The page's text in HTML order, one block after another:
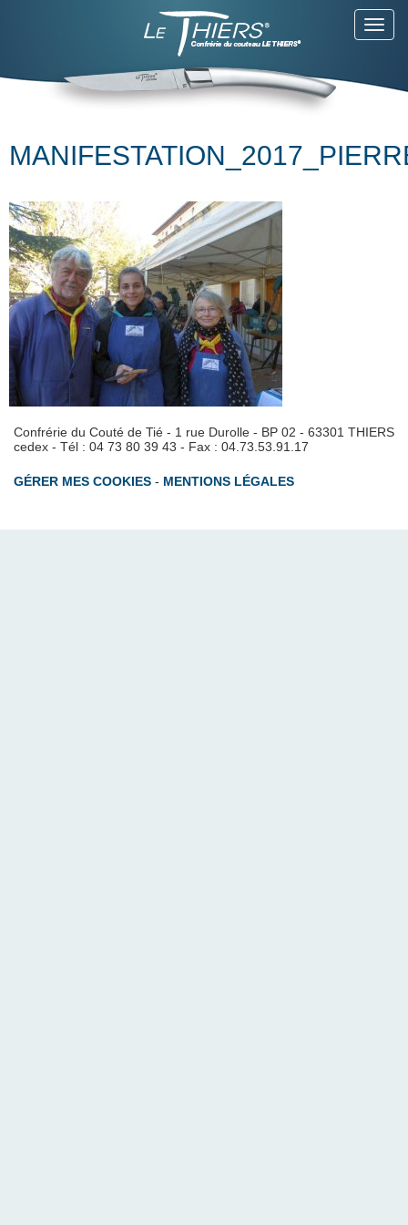
Confrérie du Couté de Tié - 1 rue Durolle - BP 02 - 63301 THIERS
cedex - Tél : 04 73 80 39 43 - Fax : 04.73.53.91.17
GÉRER MES COOKIES - MENTIONS LÉGALES